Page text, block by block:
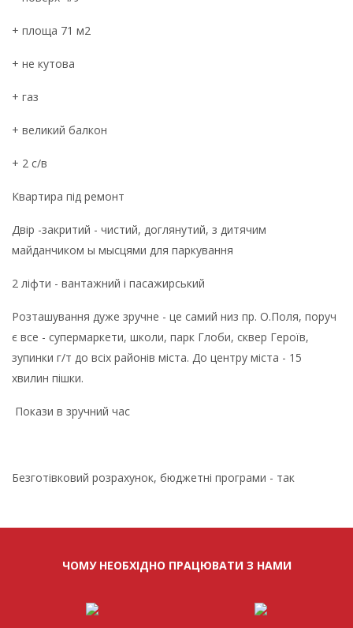
+ площа 71 м2
+ не кутова
+ газ
+ великий балкон
+ 2 с/в
Квартира під ремонт
Двір -закритий - чистий, доглянутий, з дитячим
майданчиком ы мысцями для паркування
2 ліфти - вантажний і пасажирський
Розташування дуже зручне - це самий низ пр. О.Поля, поруч
є все - супермаркети, школи, парк Глоби, сквер Героїв,
зупинки г/т до всіх районів міста. До центру міста - 15
хвилин пішки.
Покази в зручний час
Безготівковий розрахунок, бюджетні програми - так
ЧОМУ НЕОБХІДНО ПРАЦЮВАТИ З НАМИ